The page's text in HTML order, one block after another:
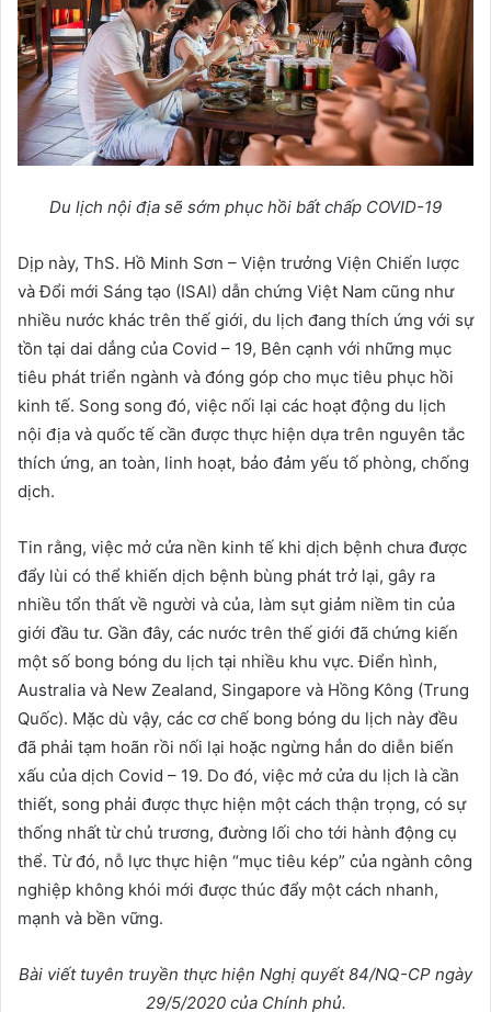
Du lịch nội địa sẽ sớm phục hồi bất chấp COVID-19
Dịp này, ThS. Hồ Minh Sơn – Viện trưởng Viện Chiến lược
và Đổi mới Sáng tạo (ISAI) dẫn chứng Việt Nam cũng như
nhiều nước khác trên thế giới, du lịch đang thích ứng với sự
tồn tại dai dẳng của Covid – 19, Bên cạnh với những mục
tiêu phát triển ngành và đóng góp cho mục tiêu phục hồi
kinh tế. Song song đó, việc nối lại các hoạt động du lịch
nội địa và quốc tế cần được thực hiện dựa trên nguyên tắc
thích ứng, an toàn, linh hoạt, bảo đảm yếu tố phòng, chống
dịch.
Tin rằng, việc mở cửa nền kinh tế khi dịch bệnh chưa được
đẩy lùi có thể khiến dịch bệnh bùng phát trở lại, gây ra
nhiều tổn thất về người và của, làm sụt giảm niềm tin của
giới đầu tư. Gần đây, các nước trên thế giới đã chứng kiến
một số bong bóng du lịch tại nhiều khu vực. Điển hình,
Australia và New Zealand, Singapore và Hồng Kông (Trung
Quốc). Mặc dù vậy, các cơ chế bong bóng du lịch này đều
đã phải tạm hoãn rồi nối lại hoặc ngừng hẳn do diễn biến
xấu của dịch Covid – 19. Do đó, việc mở cửa du lịch là cần
thiết, song phải được thực hiện một cách thận trọng, có sự
thống nhất từ chủ trương, đường lối cho tới hành động cụ
thể. Từ đó, nỗ lực thực hiện “mục tiêu kép” của ngành công
nghiệp không khói mới được thúc đẩy một cách nhanh,
mạnh và bền vững.
Bài viết tuyên truyền thực hiện Nghị quyết 84/NQ-CP ngày
29/5/2020 của Chính phủ.